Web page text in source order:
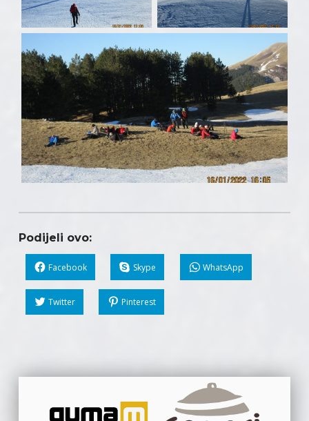
Podijeli ovo:
Facebook Skype WhatsApp
Twitter Pinterest